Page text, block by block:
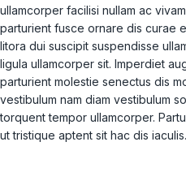
ullamcorper facilisi nullam ac
parturient fusce ornare dis curae
litora dui suscipit suspendisse
ligula ullamcorper sit. Imperdiet
parturient molestie senectus dis
vestibulum nam diam vestibulum
torquent tempor ullamcorper.
ut tristique aptent sit hac dis iaculis.